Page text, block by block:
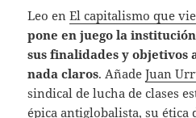
Leo enEl capitalismo que
pone en juego la
sus finalidades y objetivos
nada claros. AñadeJuan
sindical de lucha de clases
épicaantiglobalista, su ética